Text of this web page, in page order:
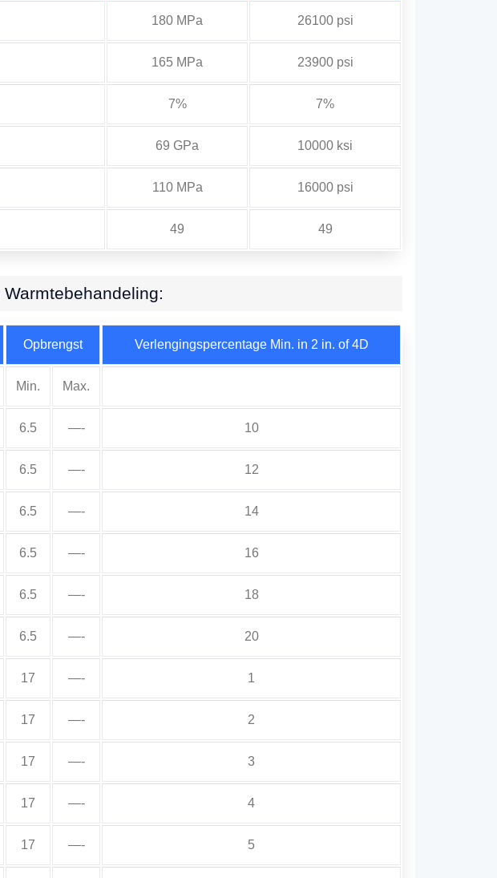
180 MPa 26100 psi
165 MPa 23900 psi
7% 7%
69 GPa 10000 ksi
110 MPa 16000 psi
49 49
Opbrengst Verlengingspercentage Min. in 2 in. of 4D
Min. Max.
6.5 —- 10
6.5 —- 12
6.5 —- 14
6.5 —- 16
6.5 —- 18
6.5 —- 20
17 —- 1
17 —- 2
17 —- 3
17 —- 4
17 —- 5